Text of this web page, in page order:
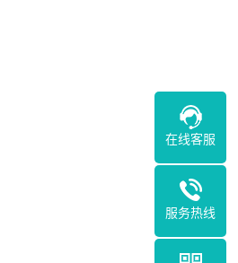
在线客服
服务热线